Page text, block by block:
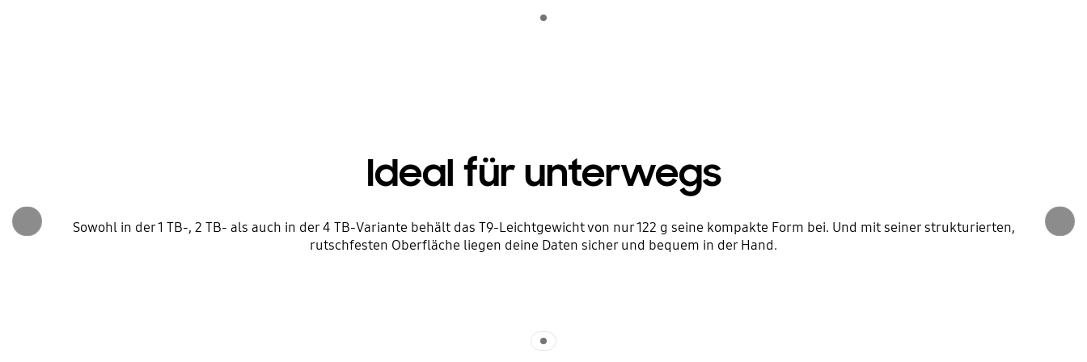
Ideal für unterwegs
Sowohl in der 1 TB-, 2 TB- als auch in der 4 TB-Variante behält das T9-Leichtgewicht von nur 122 g seine kompakte Form bei. Und mit seiner strukturierten,
rutschfesten Oberfläche liegen deine Daten sicher und bequem in der Hand.